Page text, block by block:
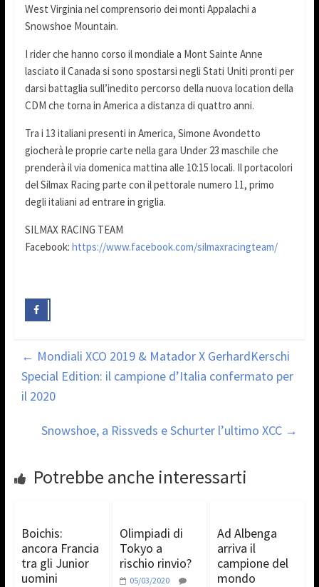
West Virginia nel comprensorio dei monti Appalachi a
Snowshoe Mountain.
I rider che hanno corso il mondiale a Mont Sainte Anne
lasciato il Canada si sono spostarsi negli Stati Uniti pronti per
darsi battaglia sull’inedito percorso della nuova location della
CDM che torna in America a distanza di quattro anni.
Tra i 13 italiani presenti in America, Simone Avondetto
giocherà le proprie carte nella gara Under 23 maschile che
prenderà il via domenica mattina alle 10:15 locali. Il portacolori
del Silmax Racing parte con il pettorale numero 11, primo
degli italiani ad entrare in griglia.
SILMAX RACING TEAM
Facebook: https://www.facebook.com/silmaxracingteam/
← Mondiali XCO 2019 & Matador X GerhardKerschi
Special Edition: il campione d’Italia confermato per
il 2020
Snowshoe, a Rissveds e Schurter l’ultimo XCC →
Potrebbe anche interessarti
Boichis:
ancora Francia
tra gli Junior
uomini
Olimpiadi di
Tokyo a
rischio rinvio?
05/03/2020
Ad Albenga
arriva il
campione del
mondo